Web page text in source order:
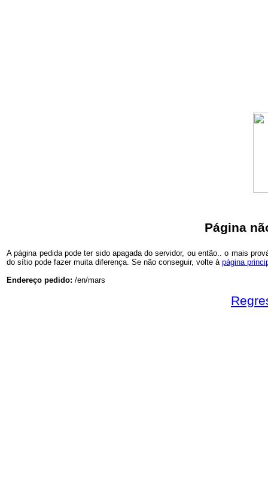
Página
A página pedida pode ter sido apagada do servidor, ou então.. o mais
do sítio pode fazer muita diferença. Se não conseguir, volte à página
Endereço pedido: /en/mars